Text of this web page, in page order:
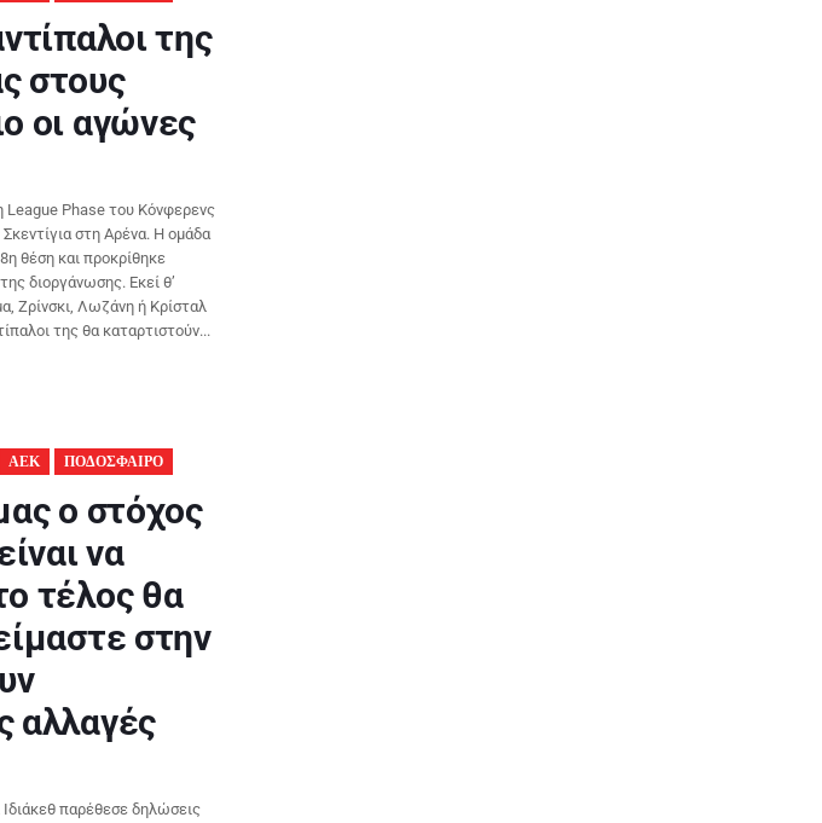
της
στους
οι αγώνες
Phase του Κόνφερενς
στη Αρένα. Η ομάδα
θέση και προκρίθηκε
διοργάνωσης. Εκεί θ’
Ζρίνσκι, Λωζάνη ή Κρίσταλ
της θα καταρτιστούν...
ΑΕΚ ΠΟΔΟΣΦΑΙΡΟ
ο στόχος
να
τέλος θα
στην
αλλαγές
παρέθεσε δηλώσεις